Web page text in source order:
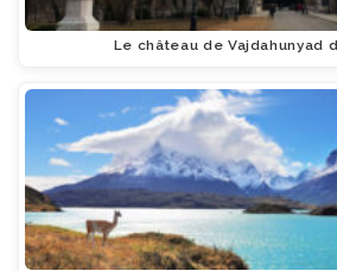
Le château de Vajdahunyad